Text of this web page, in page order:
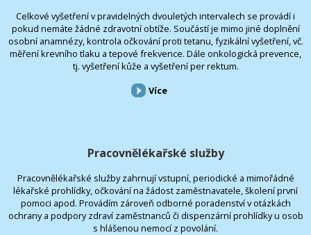
Celkové vyšetření v pravidelných dvouletých intervalech se provádí i
pokud nemáte žádné zdravotní obtíže. Součástí je mimo jiné doplnění
osobní anamnézy, kontrola očkování proti tetanu, fyzikální vyšetření, vč.
měření krevního tlaku a tepové frekvence. Dále onkologická prevence,
tj. vyšetření kůže a vyšetření per rektum.
Více
Pracovnělékařské služby
Pracovnělékařské služby zahrnují vstupní, periodické a mimořádné
lékařské prohlídky, očkování na žádost zaměstnavatele, školení první
pomoci apod. Provádím zároveň odborné poradenství v otázkách
ochrany a podpory zdraví zaměstnanců či dispenzární prohlídky u osob
s hlášenou nemocí z povolání.